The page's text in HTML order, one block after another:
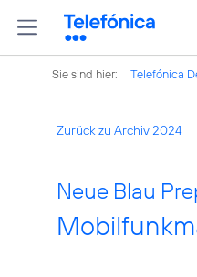
Sie sind hier: Telefónica
Zurück zu Archiv 2024
Neue Blau